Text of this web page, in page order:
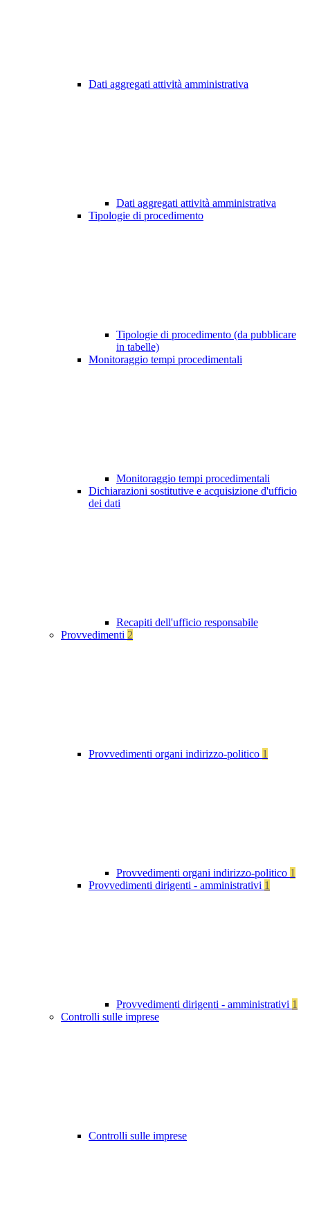
Dati aggregati attività amministrativa
Dati aggregati attività amministrativa
Tipologie di procedimento
Tipologie di procedimento (da pubblicare
in tabelle)
Monitoraggio tempi procedimentali
Monitoraggio tempi procedimentali
Dichiarazioni sostitutive e acquisizione d'ufficio
dei dati
Recapiti dell'ufficio responsabile
Provvedimenti 2
Provvedimenti organi indirizzo-politico 1
Provvedimenti organi indirizzo-politico 1
Provvedimenti dirigenti - amministrativi 1
Provvedimenti dirigenti - amministrativi 1
Controlli sulle imprese
Controlli sulle imprese